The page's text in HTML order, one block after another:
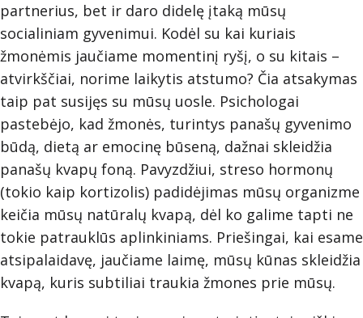
partnerius, bet ir daro didelę įtaką mūsų
socialiniam gyvenimui. Kodėl su kai kuriais
žmonėmis jaučiame momentinį ryšį, o su kitais –
atvirkščiai, norime laikytis atstumo? Čia atsakymas
taip pat susijęs su mūsų uosle. Psichologai
pastebėjo, kad žmonės, turintys panašų gyvenimo
būdą, dietą ar emocinę būseną, dažnai skleidžia
panašų kvapų foną. Pavyzdžiui, streso hormonų
(tokio kaip kortizolis) padidėjimas mūsų organizme
keičia mūsų natūralų kvapą, dėl ko galime tapti ne
tokie patrauklūs aplinkiniams. Priešingai, kai esame
atsipalaidavę, jaučiame laimę, mūsų kūnas skleidžia
kvapą, kuris subtiliai traukia žmones prie mūsų.